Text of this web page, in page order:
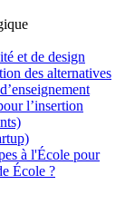
et de design
des alternatives
l’insertion
à l'École pour
École ?